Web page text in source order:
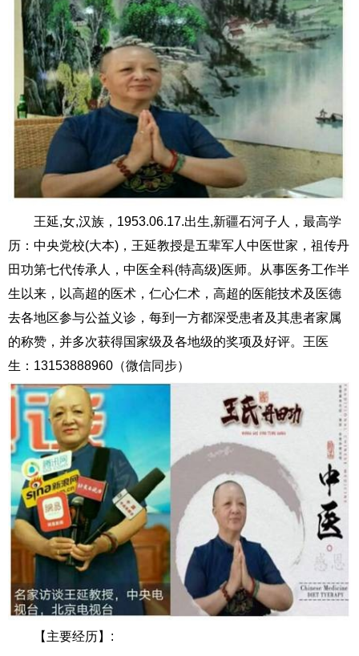
王延,女,汉族，1953.06.17.出生,新疆石河子人，最高学
历：中央党校(大本)，王延教授是五辈军人中医世家，祖传丹
田功第七代传承人，中医全科(特高级)医师。从事医务工作半
生以来，以高超的医术，仁心仁术，高超的医能技术及医德
去各地区参与公益义诊，每到一方都深受患者及其患者家属
的称赞，并多次获得国家级及各地级的奖项及好评。王医
生：13153888960（微信同步）
【主要经历】: